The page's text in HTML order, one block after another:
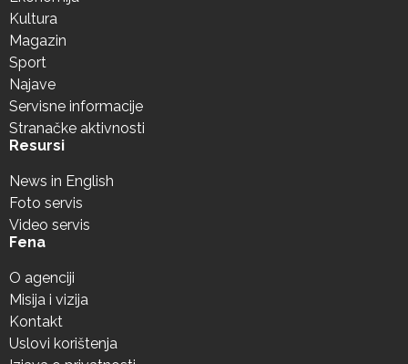
Kultura
Magazin
Sport
Najave
Servisne informacije
Stranačke aktivnosti
Resursi
News in English
Foto servis
Video servis
Fena
O agenciji
Misija i vizija
Kontakt
Uslovi korištenja